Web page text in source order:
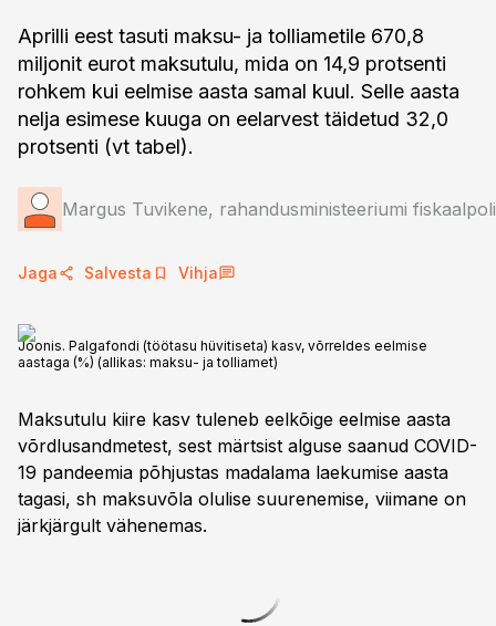
Aprilli eest tasuti maksu- ja tolliametile 670,8
miljonit eurot maksutulu, mida on 14,9 protsenti
rohkem kui eelmise aasta samal kuul. Selle aasta
nelja esimese kuuga on eelarvest täidetud 32,0
protsenti (vt tabel).
Margus Tuvikene, rahandusministeeriumi
Jaga Salvesta Vihja
Joonis. Palgafondi (töötasu hüvitiseta) kasv, võrreldes eelmise
aastaga (%) (allikas: maksu- ja tolliamet)
Maksutulu kiire kasv tuleneb eelkõige eelmise aasta
võrdlusandmetest, sest märtsist alguse saanud COVID-
19 pandeemia põhjustas madalama laekumise aasta
tagasi, sh maksuvõla olulise suurenemise, viimane on
järkjärgult vähenemas.